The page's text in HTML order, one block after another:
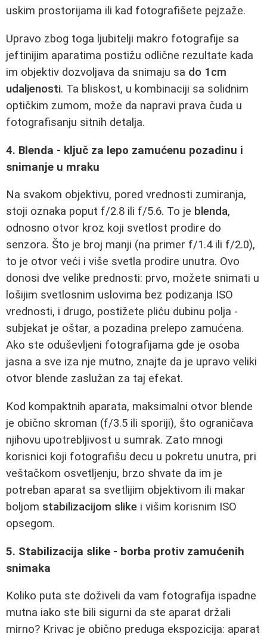
uskim prostorijama ili kad fotografišete pejzaže.
Upravo zbog toga ljubitelji makro fotografije sa
jeftinijim aparatima postižu odlične rezultate kada
im objektiv dozvoljava da snimaju sa do 1cm
udaljenosti. Ta bliskost, u kombinaciji sa solidnim
optičkim zumom, može da napravi prava čuda u
fotografisanju sitnih detalja.
4. Blenda - ključ za lepo zamućenu pozadinu i
snimanje u mraku
Na svakom objektivu, pored vrednosti zumiranja,
stoji oznaka poput f/2.8 ili f/5.6. To je blenda,
odnosno otvor kroz koji svetlost prodire do
senzora. Što je broj manji (na primer f/1.4 ili f/2.0),
to je otvor veći i više svetla prodire unutra. Ovo
donosi dve velike prednosti: prvo, možete snimati u
lošijim svetlosnim uslovima bez podizanja ISO
vrednosti, i drugo, postižete pliću dubinu polja -
subjekat je oštar, a pozadina prelepo zamućena.
Ako ste oduševljeni fotografijama gde je osoba
jasna a sve iza nje mutno, znajte da je upravo veliki
otvor blende zaslužan za taj efekat.
Kod kompaktnih aparata, maksimalni otvor blende
je obično skroman (f/3.5 ili sporiji), što ograničava
njihovu upotrebljivost u sumrak. Zato mnogi
korisnici koji fotografišu decu u pokretu unutra, pri
veštačkom osvetljenju, brzo shvate da im je
potreban aparat sa svetlijim objektivom ili makar
boljom stabilizacijom slike i višim korisnim ISO
opsegom.
5. Stabilizacija slike - borba protiv zamućenih
snimaka
Koliko puta ste doživeli da vam fotografija ispadne
mutna iako ste bili sigurni da ste aparat držali
mirno? Krivac je obično preduga ekspozicija: aparat